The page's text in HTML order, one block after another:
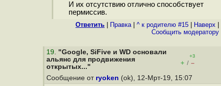
И их отсутствию отлично способствует
пермиссив.
Ответить Правка| ^ к родителю #15 Наверх
Cообщить модератору
19. "Google, SiFive и WD основали
альянс для продвижения
открытых..."
+3
+ / –
Сообщение от ryoken (ok), 12-Мрт-19, 15:07